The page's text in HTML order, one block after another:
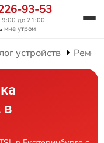
93-53
9:00 до 21:00
мне утром
устройств
в